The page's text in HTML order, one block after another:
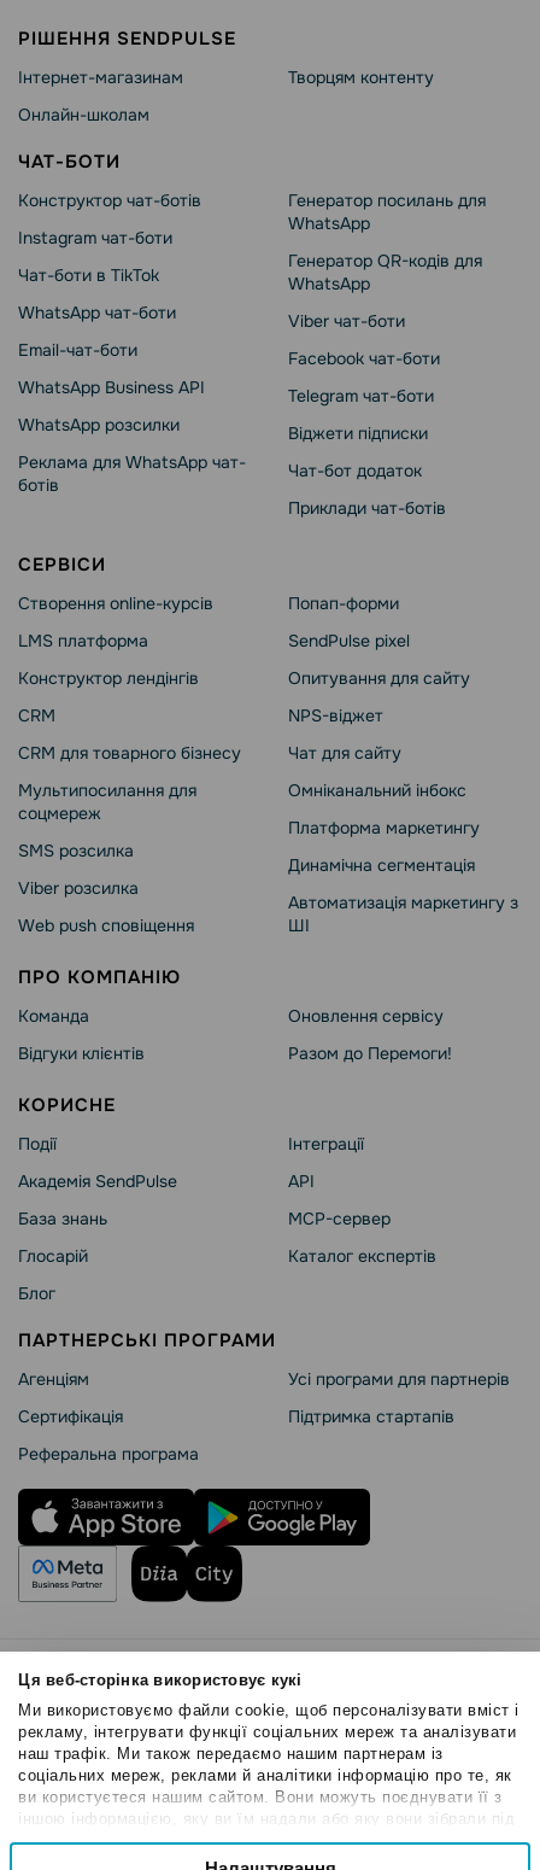
Ця веб-сторінка використовує кукі
Ми використовуємо файли cookie, щоб персоналізувати вміст і
рекламу, інтегрувати функції соціальних мереж та аналізувати
наш трафік. Ми також передаємо нашим партнерам із
соціальних мереж, реклами й аналітики інформацію про те, як
ви користуєтеся нашим сайтом. Вони можуть поєднувати її з
іншою інформацією, яку ви їм надали або яку вони зібрали під
час вашого користування їхніми службами.
Вибір
РІШЕННЯ SENDPULSE
Інтернет-магазинам
Онлайн-школам
Творцям контенту
ЧАТ-БОТИ
Конструктор чат-ботів
Instagram чат-боти
Чат-боти в TikTok
WhatsApp чат-боти
Email-чат-боти
WhatsApp Business API
WhatsApp розсилки
Реклама для WhatsApp чат-
ботів
Генератор посилань для
WhatsApp
Генератор QR-кодів для
WhatsApp
Viber чат-боти
Facebook чат-боти
Telegram чат-боти
Віджети підписки
Чат-бот додаток
Приклади чат-ботів
СЕРВІСИ
Створення online-курсів
LMS платформа
Конструктор лендінгів
CRM
CRM для товарного бізнесу
Мультипосилання для
соцмереж
SMS розсилка
Viber розсилка
Web push сповіщення
Попап-форми
SendPulse pixel
Опитування для сайту
NPS-віджет
Чат для сайту
Омніканальний інбокс
Платформа маркетингу
Динамічна сегментація
Автоматизація маркетингу з
ШІ
ПРО КОМПАНІЮ
Команда
Відгуки клієнтів
Оновлення сервісу
Разом до Перемоги!
КОРИСНЕ
Події
Академія SendPulse
База знань
Глосарій
Блог
Інтеграції
API
MCP-сервер
Каталог експертів
ПАРТНЕРСЬКІ ПРОГРАМИ
Агенціям
Сертифікація
Реферальна програма
Усі програми для партнерів
Підтримка стартапів
Правила користування
Політика Cookies
Безпека SendPulse
Політика конфіденційності
© 2015 - 2026. ТОВ «СендПульс». Всі права захищені